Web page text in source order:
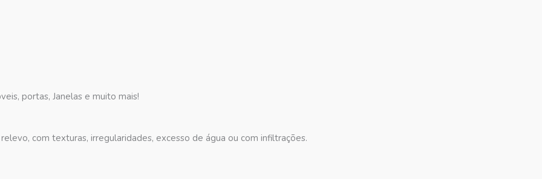
portas, Janelas e muito mais!
com texturas, irregularidades, excesso de água ou com infiltrações.